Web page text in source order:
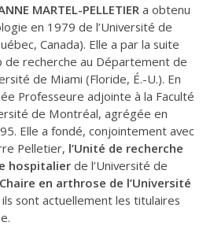
MARTEL-PELLETIER a obtenu
en 1979 de l’Université de
Canada). Elle a par la suite
de recherche au Département de
de Miami (Floride, É.-U.). En
Professeure adjointe à la Faculté
de Montréal, agrégée en
Elle a fondé, conjointement avec
Pelletier, l’Unité de recherche
hospitalier de l’Université de
Chaire en arthrose de l’Université
sont actuellement les titulaires